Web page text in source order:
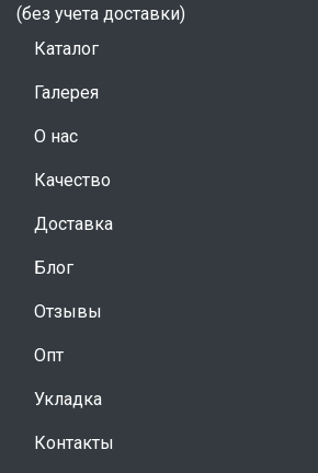
(без учета доставки)
Каталог
Галерея
О нас
Качество
Доставка
Блог
Отзывы
Опт
Укладка
Контакты